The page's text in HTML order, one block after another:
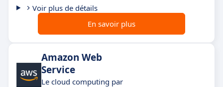
Voir plus de détails
En savoir plus
Amazon Web
Service
Le cloud computing par